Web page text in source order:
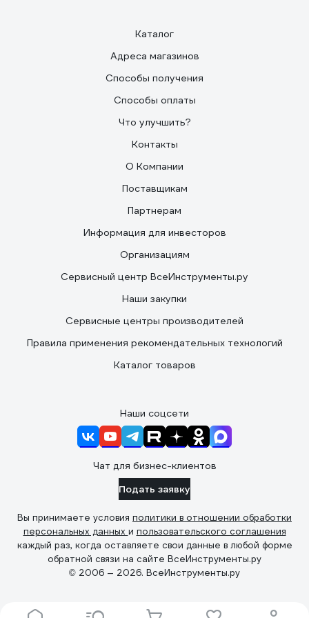
Каталог
Адреса магазинов
Способы получения
Способы оплаты
Что улучшить?
Контакты
О Компании
Поставщикам
Партнерам
Информация для инвесторов
Организациям
Сервисный центр ВсеИнструменты.ру
Наши закупки
Сервисные центры производителей
Правила применения рекомендательных технологий
Каталог товаров
Наши соцсети
Чат для бизнес-клиентов
Подать заявку
Вы принимаете условия политики в отношении обработки
персональных данных и пользовательского соглашения
каждый раз, когда оставляете свои данные в любой форме
обратной связи на сайте ВсеИнструменты.ру
© 2006 — 2026. ВсеИнструменты.ру